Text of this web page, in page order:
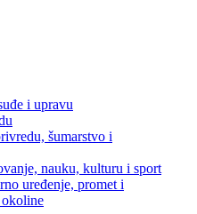
i upravu
šumarstvo i
nauku, kulturu i sport
uređenje, promet i